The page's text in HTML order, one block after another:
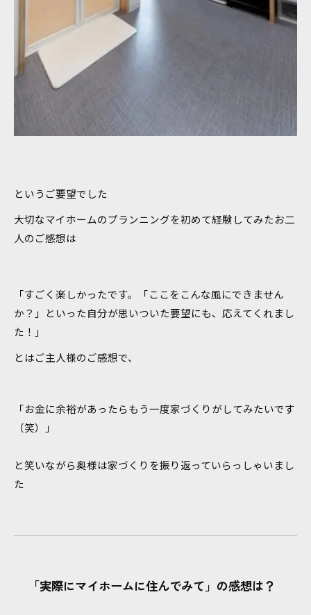
というご要望でした
大切なマイホームのプランニングを初めて経験してみたお二
人のご感想は
「すごく楽しかったです。「ここをこんな風にできません
か？」といった自分が思いついた要望にも、応えてくれまし
た！」
とはご主人様のご感想で、
「お金に余裕があったらもう一度家づくりがしてみたいです
（笑）」
と笑いながら奥様は家づくりを振り返っていらっしゃいまし
た
「実際にマイホームに住んでみて」の感想は？